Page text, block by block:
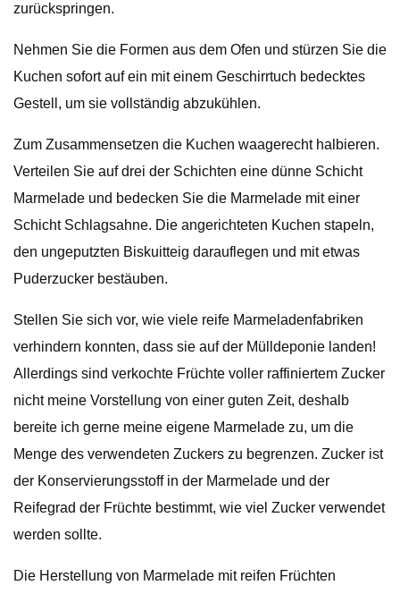
zurückspringen.
Nehmen Sie die Formen aus dem Ofen und stürzen Sie die
Kuchen sofort auf ein mit einem Geschirrtuch bedecktes
Gestell, um sie vollständig abzukühlen.
Zum Zusammensetzen die Kuchen waagerecht halbieren.
Verteilen Sie auf drei der Schichten eine dünne Schicht
Marmelade und bedecken Sie die Marmelade mit einer
Schicht Schlagsahne. Die angerichteten Kuchen stapeln,
den ungeputzten Biskuitteig darauflegen und mit etwas
Puderzucker bestäuben.
Stellen Sie sich vor, wie viele reife Marmeladenfabriken
verhindern konnten, dass sie auf der Mülldeponie landen!
Allerdings sind verkochte Früchte voller raffiniertem Zucker
nicht meine Vorstellung von einer guten Zeit, deshalb
bereite ich gerne meine eigene Marmelade zu, um die
Menge des verwendeten Zuckers zu begrenzen. Zucker ist
der Konservierungsstoff in der Marmelade und der
Reifegrad der Früchte bestimmt, wie viel Zucker verwendet
werden sollte.
Die Herstellung von Marmelade mit reifen Früchten